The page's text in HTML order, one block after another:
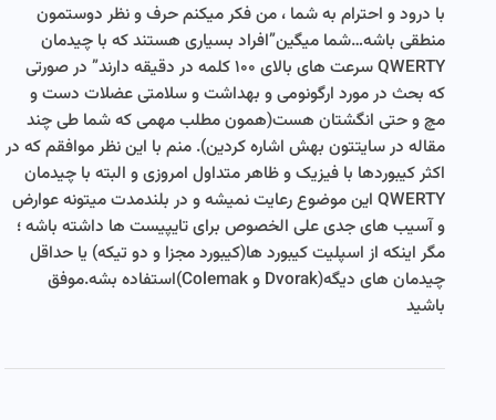
با درود و احترام به شما ، من فکر میکنم حرف و نظر دوستمون
منطقی باشه…شما میگین”افراد بسیاری هستند که با چیدمان
QWERTY سرعت های بالای ۱۰۰ کلمه در دقیقه دارند” در صورتی
که بحث در مورد ارگونومی و بهداشت و سلامتی عضلات دست و
مچ و حتی انگشتان هست(همون مطلب مهمی که شما طی چند
مقاله در سایتتون بهش اشاره کردین). منم با این نظر موافقم که در
اکثر کیبوردها با فیزیک و ظاهر متداول امروزی و البته با چیدمان
QWERTY این موضوع رعایت نمیشه و در بلندمدت میتونه عوارض
و آسیب های جدی علی الخصوص برای تایپیست ها داشته باشه ؛
مگر اینکه از اسپلیت کیبورد ها(کیبورد مجزا و دو تیکه) یا حداقل
چیدمان های دیگه(Dvorak و Colemak)استفاده بشه.موفق
باشید